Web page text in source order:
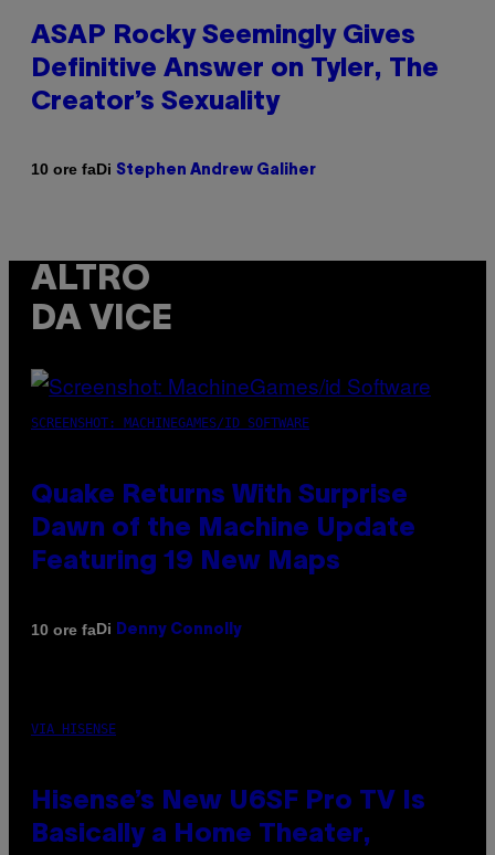
ASAP Rocky Seemingly Gives
Definitive Answer on Tyler, The
Creator’s Sexuality
10 ore faDi Stephen Andrew Galiher
ALTRO
DA VICE
SCREENSHOT: MACHINEGAMES/ID SOFTWARE
Quake Returns With Surprise
Dawn of the Machine Update
Featuring 19 New Maps
10 ore faDi Denny Connolly
VIA HISENSE
Hisense’s New U6SF Pro TV Is
Basically a Home Theater,